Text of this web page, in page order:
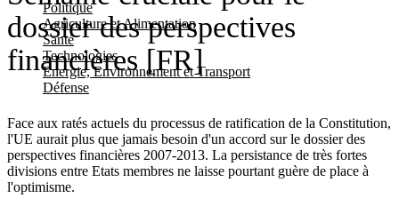
Politique
Agriculture et Alimentation
Santé
Technologies
Energie, Environnement et Transport
Défense
dossier des perspectives
financières [FR]
Face aux ratés actuels du processus de ratification de la Constitution,
l'UE aurait plus que jamais besoin d'un accord sur le dossier des
perspectives financières 2007-2013. La persistance de très fortes
divisions entre Etats membres ne laisse pourtant guère de place à
l'optimisme.